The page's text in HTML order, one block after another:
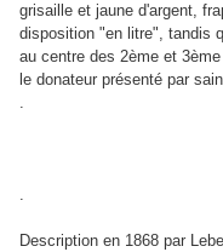
grisaille et jaune d'argent,
disposition "en litre", tandis
au centre des 2ème et
le donateur présenté par
.
.
Description en 1868 par